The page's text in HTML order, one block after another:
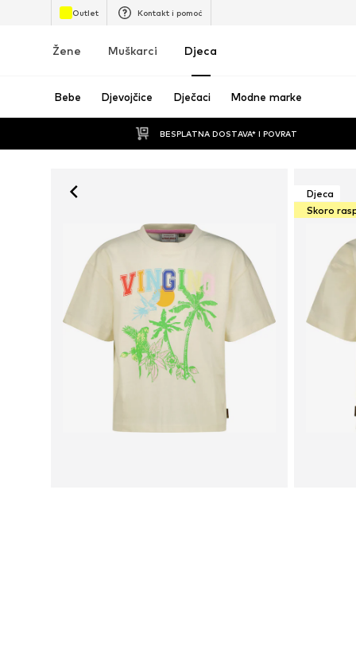
Outlet Kontakt i pomoć
Žene Muškarci Djeca
Bebe Djevojčice Dječaci Modne marke
BESPLATNA DOSTAVA* I POVRAT
Djeca
Skoro